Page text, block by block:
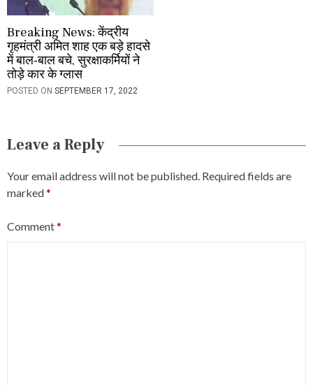
Breaking News: केंद्रीय
गृहमंत्री अमित शाह एक बड़े हादसे
में बाल-बाल बचे, सुरक्षाकर्मियों ने
तोड़े कार के ग्लास
POSTED ON SEPTEMBER 17, 2022
Leave a Reply
Your email address will not be published. Required fields are
marked*
Comment*